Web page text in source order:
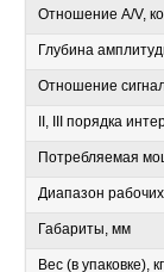
Отношение A/V,
Глубина
Отношение
II, III порядка
Потребляемая
Диапазон
Габариты, мм
Вес (в упаковке), кг